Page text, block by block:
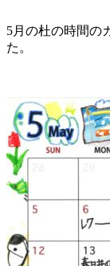
5月の杜の時間の
た。